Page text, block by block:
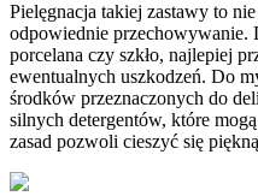
Pielęgnacja takiej zastawy to
odpowiednie przechowywanie.
porcelana czy szkło, najlepiej
ewentualnych uszkodzeń. Do
środków przeznaczonych do
silnych detergentów, które
zasad pozwoli cieszyć się